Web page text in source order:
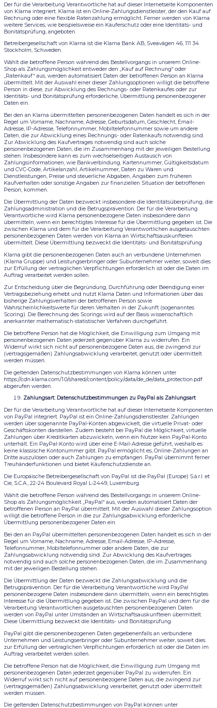
Der für die Verarbeitung Verantwortliche hat auf dieser Internetseite Komponenten
von Klarna integriert. Klarna ist ein Online-Zahlungsdienstleister, der den Kauf auf
Rechnung oder eine flexible Ratenzahlung ermöglicht. Ferner werden von Klarna
weitere Services, wie beispielsweise ein Käuferschutz oder eine Identitäts- und
Bonitätsprüfung, angeboten.
Betreibergesellschaft von Klarna ist die Klarna Bank AB, Sveavägen 46, 111 34
Stockholm, Schweden.
Wählt die betroffene Person während des Bestellvorgangs in unserem Online-
Shop als Zahlungsmöglichkeit entweder den „Kauf auf Rechnung“ oder
„Ratenkauf“ aus, werden automatisiert Daten der betroffenen Person an Klarna
übermittelt. Mit der Auswahl einer dieser Zahlungsoptionen willigt die betroffene
Person in diese, zur Abwicklung des Rechnungs- oder Ratenkaufes oder zur
Identitäts- und Bonitätsprüfung erforderliche, Übermittlung personenbezogener
Daten ein.
Bei den an Klarna übermittelten personenbezogenen Daten handelt es sich in der
Regel um Vorname, Nachname, Adresse, Geburtsdatum, Geschlecht, Email-
Adresse, IP-Adresse, Telefonnummer, Mobiltelefonnummer sowie um andere
Daten, die zur Abwicklung eines Rechnungs- oder Ratenkaufs notwendig sind.
Zur Abwicklung des Kaufvertrages notwendig sind auch solche
personenbezogenen Daten, die im Zusammenhang mit der jeweiligen Bestellung
stehen. Insbesondere kann es zum wechselseitigen Austausch von
Zahlungsinformationen, wie Bankverbindung, Kartennummer, Gültigkeitsdatum
und CVC-Code, Artikelanzahl, Artikelnummer, Daten zu Waren und
Dienstleistungen, Preise und steuerliche Abgaben, Angaben zum früheren
Kaufverhalten oder sonstige Angaben zur finanziellen Situation der betroffenen
Person, kommen.
Die Übermittlung der Daten bezweckt insbesondere die Identitätsüberprüfung, die
Zahlungsadministration und die Betrugsprävention. Der für die Verarbeitung
Verantwortliche wird Klarna personenbezogene Daten insbesondere dann
übermitteln, wenn ein berechtigtes Interesse für die Übermittlung gegeben ist. Die
zwischen Klarna und dem für die Verarbeitung Verantwortlichen ausgetauschten
personenbezogenen Daten werden von Klarna an Wirtschaftsauskunfteien
übermittelt. Diese Übermittlung bezweckt die Identitäts- und Bonitätsprüfung.
Klarna gibt die personenbezogenen Daten auch an verbundene Unternehmen
(Klarna Gruppe) und Leistungserbringer oder Subunternehmer weiter, soweit dies
zur Erfüllung der vertraglichen Verpflichtungen erforderlich ist oder die Daten im
Auftrag verarbeitet werden sollen.
Zur Entscheidung über die Begründung, Durchführung oder Beendigung einer
Vertragsbeziehung erhebt und nutzt Klarna Daten und Informationen über das
bisherige Zahlungsverhalten der betroffenen Person sowie
Wahrscheinlichkeitswerte für deren Verhalten in der Zukunft (sogenanntes
Scoring). Die Berechnung des Scorings wird auf der Basis wissenschaftlich
anerkannter mathematisch-statistischer Verfahren durchgeführt.
Die betroffene Person hat die Möglichkeit, die Einwilligung zum Umgang mit
personenbezogenen Daten jederzeit gegenüber Klarna zu widerrufen. Ein
Widerruf wirkt sich nicht auf personenbezogene Daten aus, die zwingend zur
(vertragsgemäßen) Zahlungsabwicklung verarbeitet, genutzt oder übermittelt
werden müssen.
Die geltenden Datenschutzbestimmungen von Klarna können unter
https://cdn.klarna.com/1.0/shared/content/policy/data/de_de/data_protection.pdf
abgerufen werden.
Zahlungsart: Datenschutzbestimmungen zu PayPal als Zahlungsart
Der für die Verarbeitung Verantwortliche hat auf dieser Internetseite Komponenten
von PayPal integriert. PayPal ist ein Online-Zahlungsdienstleister. Zahlungen
werden über sogenannte PayPal-Konten abgewickelt, die virtuelle Privat- oder
Geschäftskonten darstellen. Zudem besteht bei PayPal die Möglichkeit, virtuelle
Zahlungen über Kreditkarten abzuwickeln, wenn ein Nutzer kein PayPal-Konto
unterhält. Ein PayPal-Konto wird über eine E-Mail-Adresse geführt, weshalb es
keine klassische Kontonummer gibt. PayPal ermöglicht es, Online-Zahlungen an
Dritte auszulösen oder auch Zahlungen zu empfangen. PayPal übernimmt ferner
Treuhänderfunktionen und bietet Käuferschutzdienste an.
Die Europäische Betreibergesellschaft von PayPal ist die PayPal (Europe) S.à.r.l. et
Cie, S.C.A., 22-24 Boulevard Royal L-2449, Luxemburg.
Wählt die betroffene Person während des Bestellvorgangs in unserem Online-
Shop als Zahlungsmöglichkeit „PayPal“ aus, werden automatisiert Daten der
betroffenen Person an PayPal übermittelt. Mit der Auswahl dieser Zahlungsoption
willigt die betroffene Person in die zur Zahlungsabwicklung erforderliche
Übermittlung personenbezogener Daten ein.
Bei den an PayPal übermittelten personenbezogenen Daten handelt es sich in der
Regel um Vorname, Nachname, Adresse, Email-Adresse, IP-Adresse,
Telefonnummer, Mobiltelefonnummer oder andere Daten, die zur
Zahlungsabwicklung notwendig sind. Zur Abwicklung des Kaufvertrages
notwendig sind auch solche personenbezogenen Daten, die im Zusammenhang
mit der jeweiligen Bestellung stehen.
Die Übermittlung der Daten bezweckt die Zahlungsabwicklung und die
Betrugsprävention. Der für die Verarbeitung Verantwortliche wird PayPal
personenbezogene Daten insbesondere dann übermitteln, wenn ein berechtigtes
Interesse für die Übermittlung gegeben ist. Die zwischen PayPal und dem für die
Verarbeitung Verantwortlichen ausgetauschten personenbezogenen Daten
werden von PayPal unter Umständen an Wirtschaftsauskunfteien übermittelt.
Diese Übermittlung bezweckt die Identitäts- und Bonitätsprüfung.
PayPal gibt die personenbezogenen Daten gegebenenfalls an verbundene
Unternehmen und Leistungserbringer oder Subunternehmer weiter, soweit dies
zur Erfüllung der vertraglichen Verpflichtungen erforderlich ist oder die Daten im
Auftrag verarbeitet werden sollen.
Die betroffene Person hat die Möglichkeit, die Einwilligung zum Umgang mit
personenbezogenen Daten jederzeit gegenüber PayPal zu widerrufen. Ein
Widerruf wirkt sich nicht auf personenbezogene Daten aus, die zwingend zur
(vertragsgemäßen) Zahlungsabwicklung verarbeitet, genutzt oder übermittelt
werden müssen.
Die geltenden Datenschutzbestimmungen von PayPal können unter